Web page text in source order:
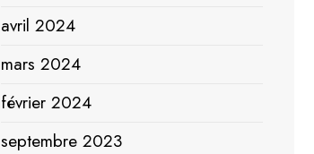
avril 2024
mars 2024
février 2024
septembre 2023